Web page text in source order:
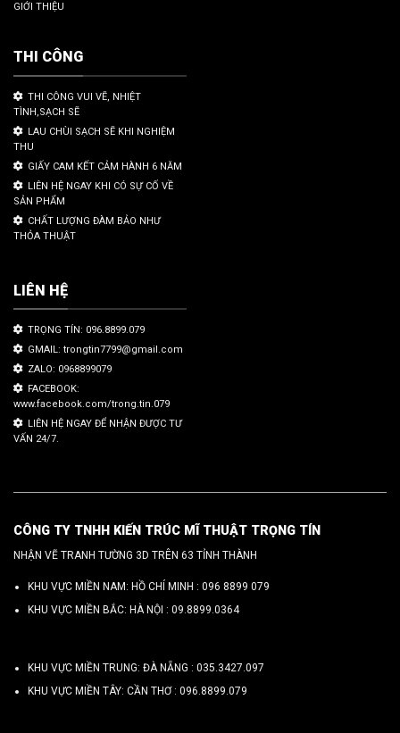
GIỚI THIỆU
THI CÔNG
THI CÔNG VUI VẼ, NHIỆT
TÌNH,SẠCH SẼ
LAU CHÙI SẠCH SẼ KHI NGHIỆM
THU
GIẤY CAM KẾT CẢM HÀNH 6 NĂM
LIÊN HỆ NGAY KHI CÓ SỰ CỐ VỀ
SẢN PHẨM
CHẤT LƯỢNG ĐÀM BẢO NHƯ
THỎA THUẬT
LIÊN HỆ
TRỌNG TÍN: 096.8899.079
GMAIL: trongtin7799@gmail.com
ZALO: 0968899079
FACEBOOK:
www.facebook.com/trong.tin.079
LIÊN HỆ NGAY ĐỂ NHẬN ĐƯỢC TƯ
VẤN 24/7.
CÔNG TY TNHH KIẾN TRÚC MĨ THUẬT TRỌNG TÍN
NHẬN VẼ TRANH TƯỜNG 3D TRÊN 63 TỈNH THÀNH
KHU VỰC MIỀN NAM: HỒ CHÍ MINH : 096 8899 079
KHU VỰC MIỀN BẮC: HÀ NỘI : 09.8899.0364
KHU VỰC MIỀN TRUNG: ĐÀ NẴNG : 035.3427.097
KHU VỰC MIỀN TÂY: CẦN THƠ : 096.8899.079